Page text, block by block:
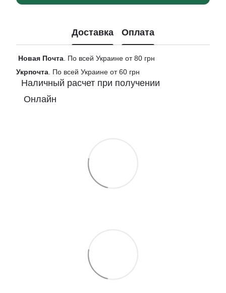
Доставка Оплата
Новая Почта . По всей Украине от 80 грн
Укрпочта . По всей Украине от 60 грн
Наличный расчет при получении
Онлайн